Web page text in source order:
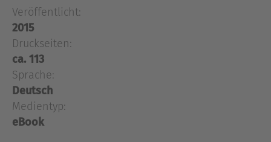
Caro schmerzhaft erfahren, als sie mit ihrer
Ausbildung zur Turnierreiterin beginnt. Ihre
Schulfreundinnen lästern über sie, ihr Trainer
wendet sich seinem zweiten Talent, Julia Schlupf,
zu - und ein geheimnisvoller Journalist fängt an,
in Caros Leben herumzuschnüffeln. Caros beste
Freundin, Lina, muss derweil ein mystisches
Heilungsritual durchführen. Ein Ritual, das
Veröffentlicht:
2015
Druckseiten:
ca. 113
Sprache:
Deutsch
Medientyp:
eBook